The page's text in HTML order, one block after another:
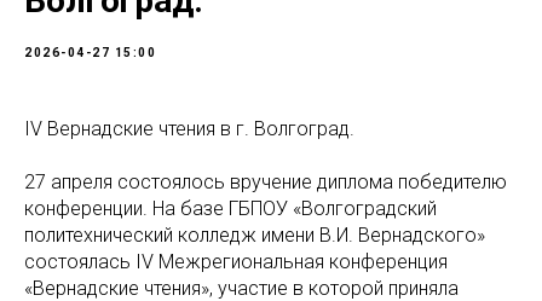
2026-04-27 15:00
IV Вернадские чтения в г. Волгоград.
27 апреля состоялось вручение диплома победителю
конференции. На базе ГБПОУ «Волгоградский
политехнический колледж имени В.И. Вернадского»
состоялась IV Межрегиональная конференция
«Вернадские чтения», участие в которой приняла